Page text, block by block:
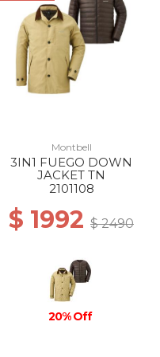
Montbell
3IN1 FUEGO DOWN
JACKET TN
2101108
$ 1992 $ 2490
20% Off